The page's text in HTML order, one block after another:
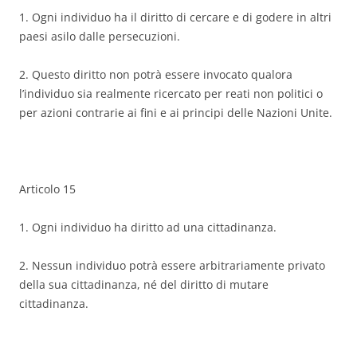
1. Ogni individuo ha il diritto di cercare e di godere in altri
paesi asilo dalle persecuzioni.
2. Questo diritto non potrà essere invocato qualora
l’individuo sia realmente ricercato per reati non politici o
per azioni contrarie ai fini e ai principi delle Nazioni Unite.
Articolo 15
1. Ogni individuo ha diritto ad una cittadinanza.
2. Nessun individuo potrà essere arbitrariamente privato
della sua cittadinanza, né del diritto di mutare
cittadinanza.